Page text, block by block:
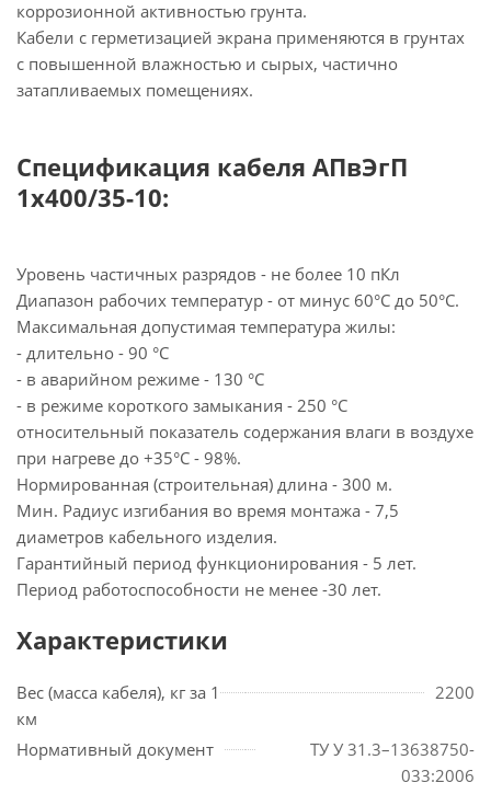
коррозионной активностью грунта.
Кабели с герметизацией экрана применяются в грунтах
с повышенной влажностью и сырых, частично
затапливаемых помещениях.
Спецификация кабеля АПвЭгП
1х400/35-10:
Уровень частичных разрядов - не более 10 пКл
Диапазон рабочих температур - от минус 60°С до 50°С.
Максимальная допустимая температура жилы:
- длительно - 90 °С
- в аварийном режиме - 130 °С
- в режиме короткого замыкания - 250 °С
относительный показатель содержания влаги в воздухе
при нагреве до +35°С - 98%.
Нормированная (строительная) длина - 300 м.
Мин. Радиус изгибания во время монтажа - 7,5
диаметров кабельного изделия.
Гарантийный период функционирования - 5 лет.
Период работоспособности не менее -30 лет.
Характеристики
Вес (масса кабеля), кг за 1
км
2200
Нормативный документ
ТУ У 31.3–13638750-
033:2006